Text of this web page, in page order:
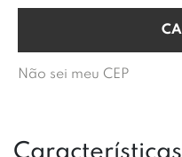
Não sei meu CEP
Características